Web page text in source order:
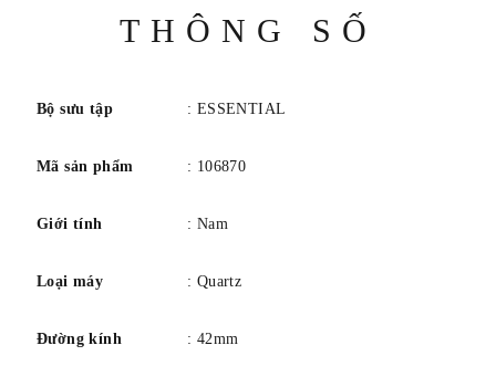
Màu mặt đồng hồ Trắng
Chất liệu vành thép không gỉ
Bộ máy Thạch anh
THÔNG SỐ
Bộ sưu tập : ESSENTIAL
Mã sản phẩm : 106870
Giới tính : Nam
Loại máy : Quartz
Đường kính : 42mm